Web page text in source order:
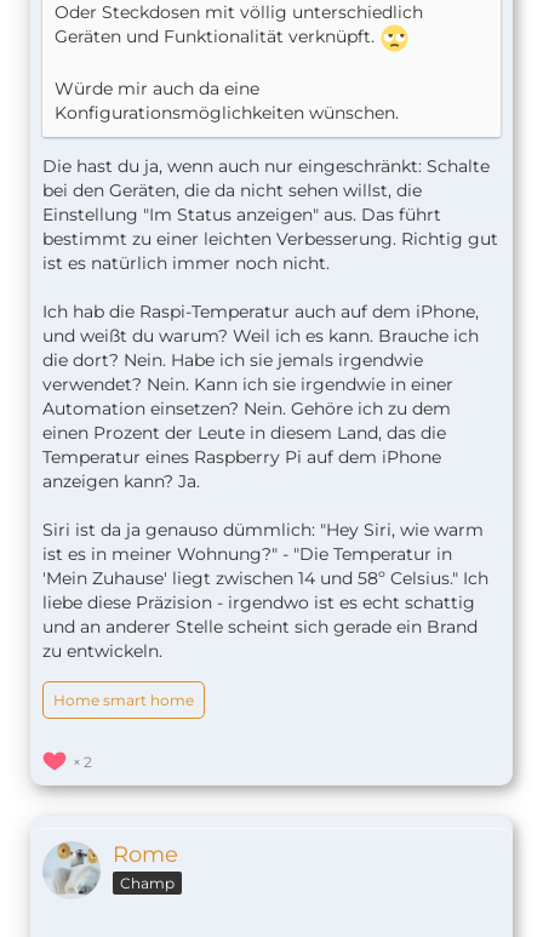
Oder Steckdosen mit völlig unterschiedlich
Geräten und Funktionalität verknüpft.
Würde mir auch da eine
Konfigurationsmöglichkeiten wünschen.
Die hast du ja, wenn auch nur eingeschränkt: Schalte
bei den Geräten, die da nicht sehen willst, die
Einstellung "Im Status anzeigen" aus. Das führt
bestimmt zu einer leichten Verbesserung. Richtig gut
ist es natürlich immer noch nicht.
Ich hab die Raspi-Temperatur auch auf dem iPhone,
und weißt du warum? Weil ich es kann. Brauche ich
die dort? Nein. Habe ich sie jemals irgendwie
verwendet? Nein. Kann ich sie irgendwie in einer
Automation einsetzen? Nein. Gehöre ich zu dem
einen Prozent der Leute in diesem Land, das die
Temperatur eines Raspberry Pi auf dem iPhone
anzeigen kann? Ja.
Siri ist da ja genauso dümmlich: "Hey Siri, wie warm
ist es in meiner Wohnung?" - "Die Temperatur in
'Mein Zuhause' liegt zwischen 14 und 58º Celsius." Ich
liebe diese Präzision - irgendwo ist es echt schattig
und an anderer Stelle scheint sich gerade ein Brand
zu entwickeln.
Home smart home
2
Rome
Champ